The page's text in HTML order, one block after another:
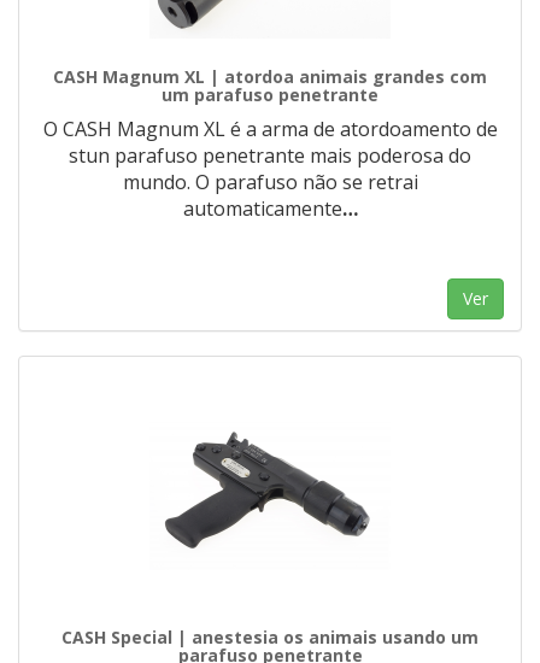
CASH Magnum XL | atordoa animais grandes com
um parafuso penetrante
O CASH Magnum XL é a arma de atordoamento de
stun parafuso penetrante mais poderosa do
mundo. O parafuso não se retrai
automaticamente…
Ver
CASH Special | anestesia os animais usando um
parafuso penetrante